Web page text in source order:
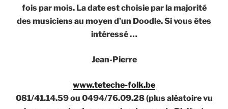
fois par mois. La date est choisie par la majorité
des musiciens au moyen d’un Doodle. Si vous êtes
intéressé …
Jean-Pierre
www.teteche-folk.be
081/41.14.59 ou 0494/76.09.28 (plus aléatoire vu